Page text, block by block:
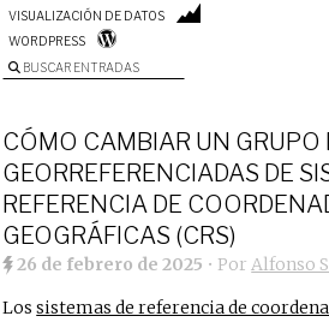
VISUALIZACIÓN DE DATOS
WORDPRESS
BUSCAR ENTRADAS
CÓMO CAMBIAR UN GRUPO
GEORREFERENCIADAS DE
REFERENCIA DE
GEOGRÁFICAS (CRS)
26 de febrero de 2025 • PorAlfonso
Lossistemas de referencia de